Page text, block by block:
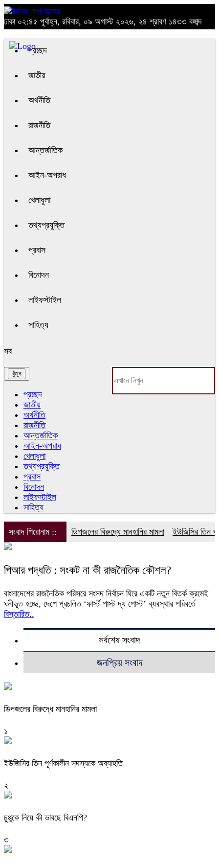
ঢাকা ০২:৪৫ পূর্বাহ্ন, রবিবার, ০৯ অগাস্ট ২০২৬, ২৪ শ্রাবণ ১৪৩৩ বঙ্গাব্দ
প্রচ্ছদ
জাতীয়
অর্থনীতি
রাজনীতি
আন্তর্জাতিক
আইন-অপরাধ
খেলাধুলা
তথ্যপ্রযুক্তি
প্রবাস
বিনোদন
লাইফস্টাইল
সাহিত্য
সব
প্রচ্ছদ
জাতীয়
অর্থনীতি
রাজনীতি
আন্তর্জাতিক
আইন-অপরাধ
খেলাধুলা
তথ্যপ্রযুক্তি
প্রবাস
বিনোদন
লাইফস্টাইল
সাহিত্য
সংবাদ শিরোনাম :: ডিপজলের বিরুদ্ধে মানহানির মামলা ইউজিসির তিন
পিআর পদ্ধতি : সংকট না কী রাজনৈতিক কৌশল?
বাংলাদেশের রাজনৈতিক পরিসরে সংসদ নির্বাচন ঘিরে একটি নতুন বিতর্ক ক্রমেই
ঘনীভূত হচ্ছে, দেশে প্রচলিত ‘ফার্স্ট পাস্ট দ্য পোস্ট’ ব্যবস্থার পরিবর্তে
বিস্তারিত..
সর্বশেষ সংবাদ
জনপ্রিয় সংবাদ
ডিপজলের বিরুদ্ধে মানহানির মামলা
১
ইউজিসির তিন পূর্ণকালীন সদস্যকে অব্যাহতি
২
চুপ্পুকে নিয়ে কী ভাবছে বিএনপি?
৩